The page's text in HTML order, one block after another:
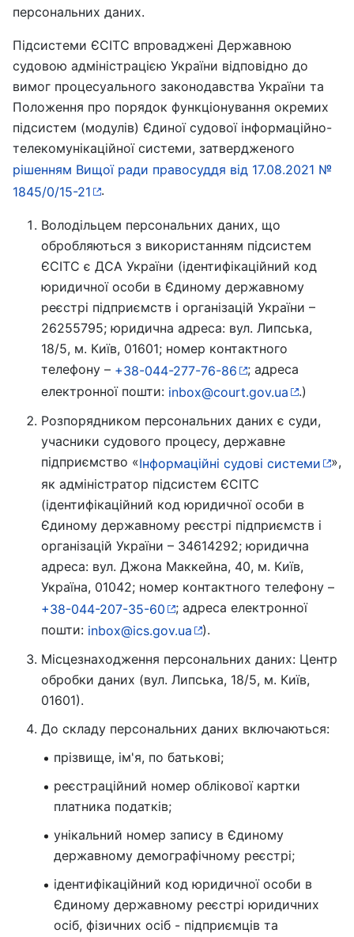
персональних даних.
Підсистеми ЄСІТС впроваджені Державною
судовою адміністрацією України відповідно до
вимог процесуального законодавства України та
Положення про порядок функціонування окремих
підсистем (модулів) Єдиної судової інформаційно-
телекомунікаційної системи, затвердженого
рішенням Вищої ради правосуддя від 17.08.2021 №
1845/0/15-21
.
Володільцем персональних даних, що
обробляються з використанням підсистем
ЄСІТС є ДСА України (ідентифікаційний код
юридичної особи в Єдиному державному
реєстрі підприємств і організацій України –
26255795; юридична адреса: вул. Липська,
18/5, м. Київ, 01601; номер контактного
телефону – +38-044-277-76-86
; адреса
електронної пошти: inbox@court.gov.ua
.)
Розпорядником персональних даних є суди,
учасники судового процесу, державне
підприємство «Інформаційні судові системи
»,
як адміністратор підсистем ЄСІТС
(ідентифікаційний код юридичної особи в
Єдиному державному реєстрі підприємств і
організацій України – 34614292; юридична
адреса: вул. Джона Маккейна, 40, м. Київ,
Україна, 01042; номер контактного телефону –
+38-044-207-35-60
; адреса електронної
пошти: inbox@ics.gov.ua
).
Місцезнаходження персональних даних: Центр
обробки даних (вул. Липська, 18/5, м. Київ,
01601).
До складу персональних даних включаються:
прізвище, ім'я, по батькові;
реєстраційний номер облікової картки
платника податків;
унікальний номер запису в Єдиному
державному демографічному реєстрі;
ідентифікаційний код юридичної особи в
Єдиному державному реєстрі юридичних
осіб, фізичних осіб - підприємців та